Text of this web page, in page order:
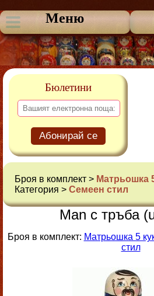
Меню
Бюлетини
Абонирай се
Броя в комплект > Матрьошка
Категория > Семеен стил
Man с тръба
Броя в комплект: Матрьошка 5
стил